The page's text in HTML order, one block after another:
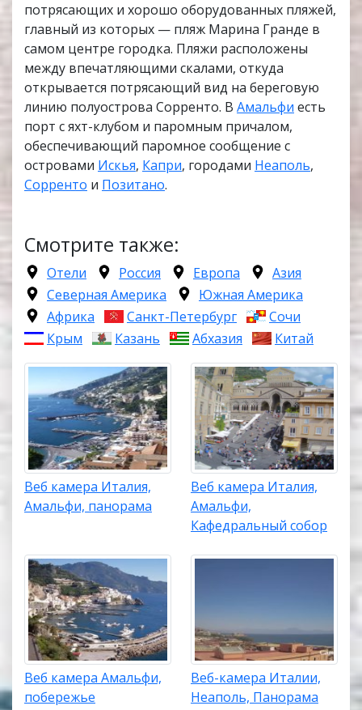
потрясающих и хорошо оборудованных пляжей,
главный из которых — пляж Марина Гранде в
самом центре городка. Пляжи расположены
между впечатляющими скалами, откуда
открывается потрясающий вид на береговую
линию полуострова Сорренто. В Амальфи есть
порт с яхт-клубом и паромным причалом,
обеспечивающий паромное сообщение с
островами Искья, Капри, городами Неаполь,
Сорренто и Позитано.
Смотрите также:
Отели Россия Европа
Азия
Северная Америка
Южная Америка
Африка
Санкт-Петербург
Сочи
Крым
Казань Абхазия Китай
Веб камера Италия,
Амальфи, панорама
Веб камера Италия,
Амальфи,
Кафедральный собор
Веб камера Амальфи,
побережье
Веб-камера Италии,
Неаполь, Панорама